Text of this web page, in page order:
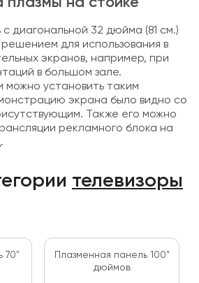
с диагональной 32 дюйма (81 см.)
для использования в
экранов, например, при
в большом зале.
можно установить таким
экрана было видно со
Также его можно
рекламного блока на
телевизоры
70"
Плазменная панель 100"
дюймов